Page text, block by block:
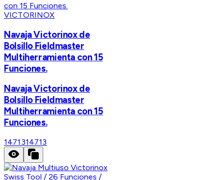
VICTORINOX
Navaja Victorinox de
Bolsillo Fieldmaster
Multiherramienta con 15
Funciones.
Navaja Victorinox de
Bolsillo Fieldmaster
Multiherramienta con 15
Funciones.
1471314713